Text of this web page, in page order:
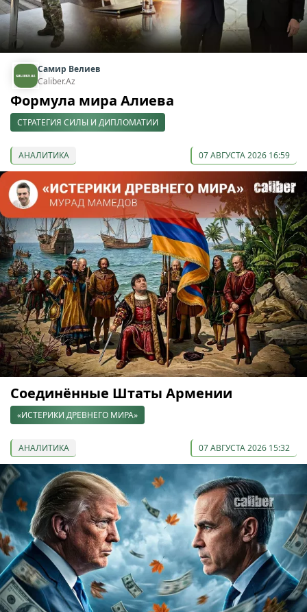
Самир Велиев
Caliber.Az
Формула мира Алиева
СТРАТЕГИЯ СИЛЫ И ДИПЛОМАТИИ
АНАЛИТИКА 07 АВГУСТА 2026 16:59
Соединённые Штаты Армении
«ИСТЕРИКИ ДРЕВНЕГО МИРА»
АНАЛИТИКА 07 АВГУСТА 2026 15:32